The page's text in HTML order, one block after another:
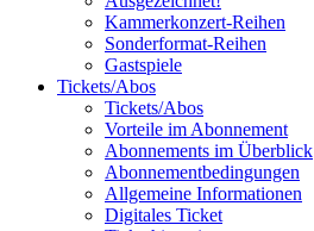
Kammerkonzert-Reihen
Sonderformat-Reihen
Gastspiele
Tickets/Abos
Tickets/Abos
Vorteile im Abonnement
Abonnements im Überblick
Abonnement­bedingungen
Allgemeine Informationen
Digitales Ticket